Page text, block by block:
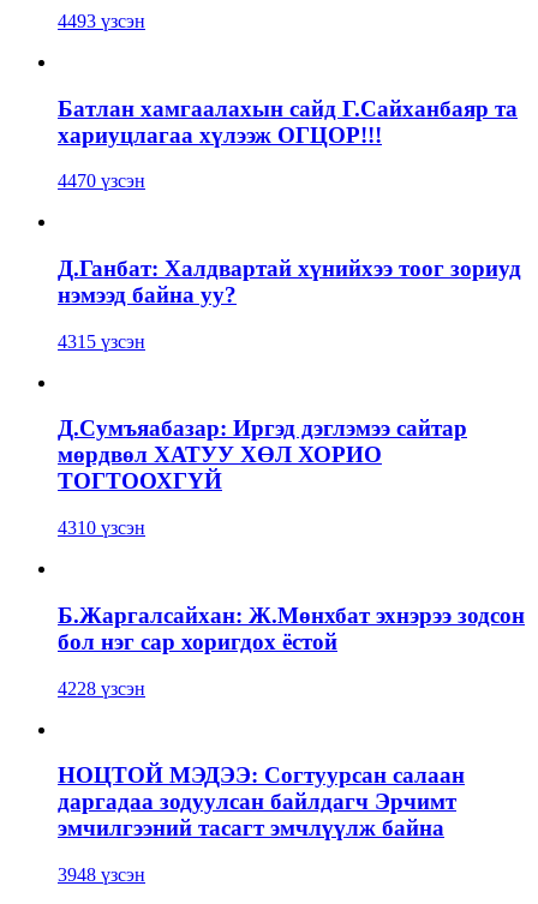
4493 үзсэн
Батлан хамгаалахын сайд Г.Сайханбаяр та
хариуцлагаа хүлээж ОГЦОР!!!
4470 үзсэн
Д.Ганбат: Халдвартай хүнийхээ тоог зориуд
нэмээд байна уу?
4315 үзсэн
Д.Сумъяабазар: Иргэд дэглэмээ сайтар
мөрдвөл ХАТУУ ХӨЛ ХОРИО
ТОГТООХГҮЙ
4310 үзсэн
Б.Жаргалсайхан: Ж.Мөнхбат эхнэрээ зодсон
бол нэг сар хоригдох ёстой
4228 үзсэн
НОЦТОЙ МЭДЭЭ: Согтуурсан салаан
даргадаа зодуулсан байлдагч Эрчимт
эмчилгээний тасагт эмчлүүлж байна
3948 үзсэн